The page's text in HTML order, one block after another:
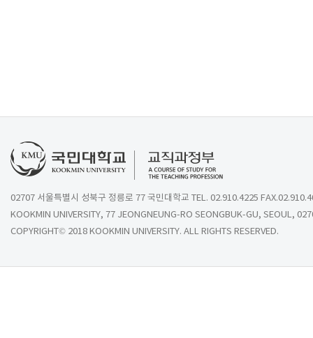
02707 서울특별시 성북구 정릉로 77 국민대학교 TEL. 02.910.4225
KOOKMIN UNIVERSITY, 77 JEONGNEUNG-RO SEONGBUK-GU, SEOUL,
COPYRIGHT© 2018 KOOKMIN UNIVERSITY. ALL RIGHTS RESERVED.